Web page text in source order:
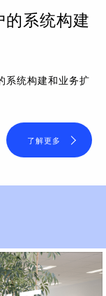
系统构建
系统构建和业务扩
了解更多